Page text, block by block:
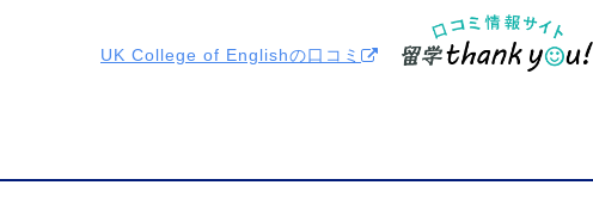
UK College of Englishの口コミ